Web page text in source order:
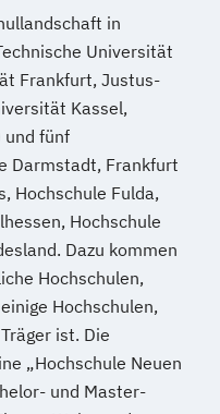
Fächer
4 Semester
Sc.)
Zertifizierung
Arbeits-
Klinische
Beratung
und Evaluation
Soziale Arbeit
in
Universität
Frankfurt, Justus-
Kassel,
und fünf
Darmstadt, Frankfurt
Hochschule Fulda,
Hochschule
Dazu kommen
Hochschulen,
Hochschulen,
ist. Die
„Hochschule Neuen
und Master-